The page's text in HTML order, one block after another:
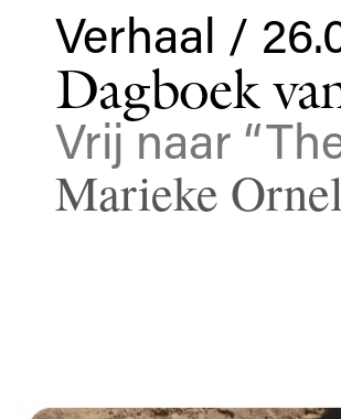
Verhaal /
Dagboek
Vrij naar
Marieke